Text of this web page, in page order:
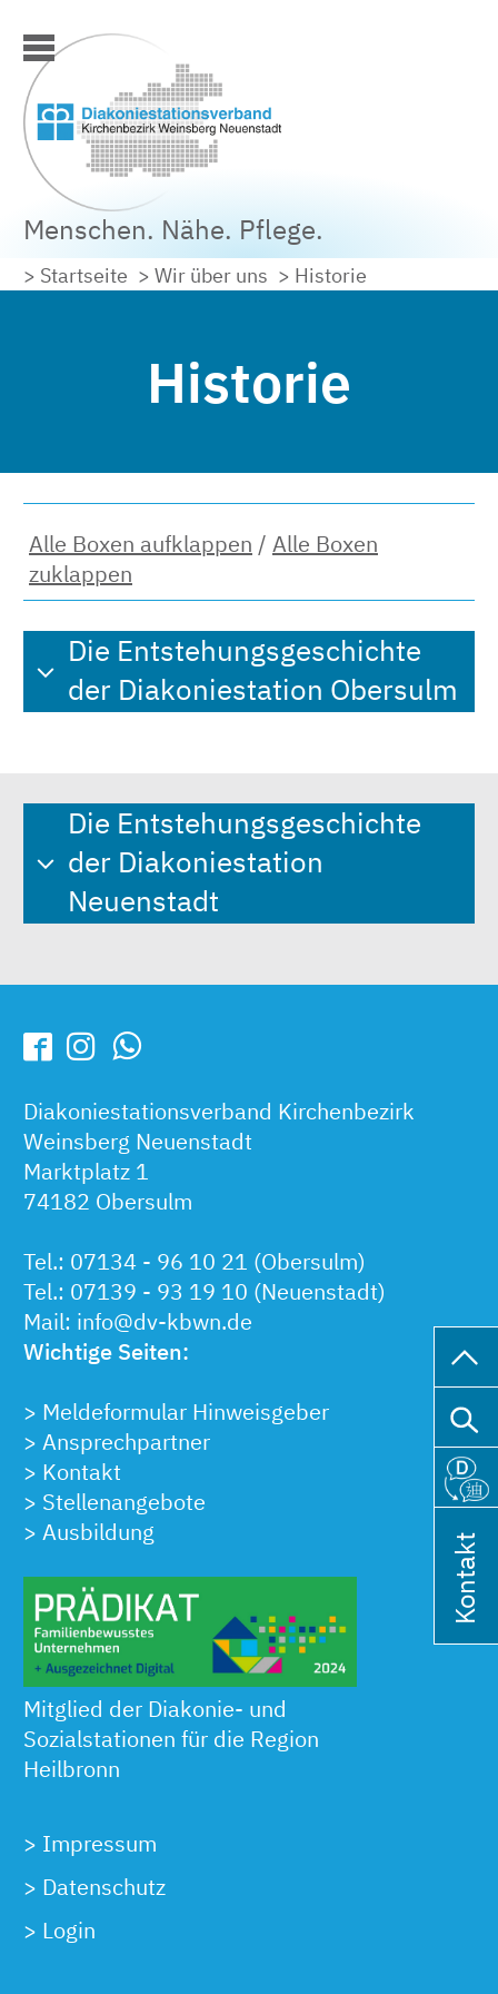
Menschen. Nähe. Pflege.
> Startseite > Wir über uns > Historie
Historie
Alle Boxen aufklappen / Alle Boxen
zuklappen
Die Entstehungsgeschichte
der Diakoniestation Obersulm
Die Entstehungsgeschichte
der Diakoniestation
Neuenstadt
Diakoniestationsverband Kirchenbezirk
Weinsberg Neuenstadt
Marktplatz 1
74182 Obersulm
Tel.: 07134 - 96 10 21 (Obersulm)
Tel.: 07139 - 93 19 10 (Neuenstadt)
Mail: info@dv-kbwn.de
Wichtige Seiten:
> Meldeformular Hinweisgeber
> Ansprechpartner
> Kontakt
> Stellenangebote
> Ausbildung
Mitglied der Diakonie- und
Sozialstationen für die Region
Heilbronn
> Impressum
> Datenschutz
> Login
Kontakt